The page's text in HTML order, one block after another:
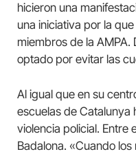
hicieron una
una iniciativa por la
miembros de la AMPA.
optado por evitar las
Al igual que en su
escuelas de Catalunya
violencia policial. Entre
Badalona. «Cuando